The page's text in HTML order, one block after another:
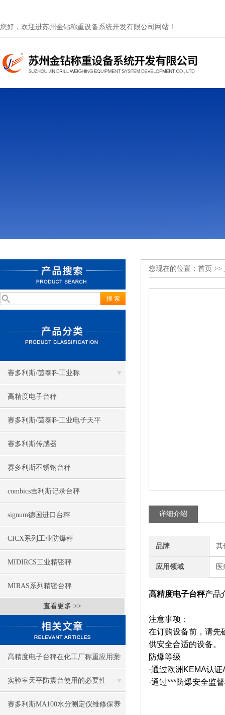
您好，欢迎进苏州金钻称重设备系统开发有限公司网站！
赛多利斯/茵泰科工业称
高精度电子台秤
赛多利斯/茵泰科工业电子天平
赛多利斯传感器
赛多利斯不锈钢台秤
combics吉利斯记录台秤
signum德国进口台秤
CICX系列工业防爆秤
MIDIRCS工业精密秤
MIRAS系列精密台秤
查看更多 >>
高精度电子台秤在化工厂称重应用案
例
实验室天平防震台使用的必要性
赛多利斯MA100水分测定仪维修保养
您现在的位置： 首页 >>
详细介绍
品牌 其
应用领域
高精度电子台秤产品
注意事项：
在订购设备前，请先
供安全合适的设备。
防爆等级
·通过欧洲KEMA认
·通过***防爆安全监